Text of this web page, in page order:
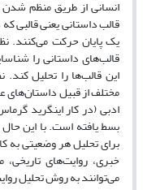
انسانی از طریق منظم
قالب داستانی یعنی قالبی
یک پایان حرکت می‌کنند.
قالب‌های داستانی را
این قالب‌ها را تحلیل
مختلف از قبیل داستان‌های
ادبی (در کار اینگرید
بسط یافته است. با این
برای تحلیل هر وضعیتی به
خبری، روایت‌های
می‌توانند به روش تحلیل